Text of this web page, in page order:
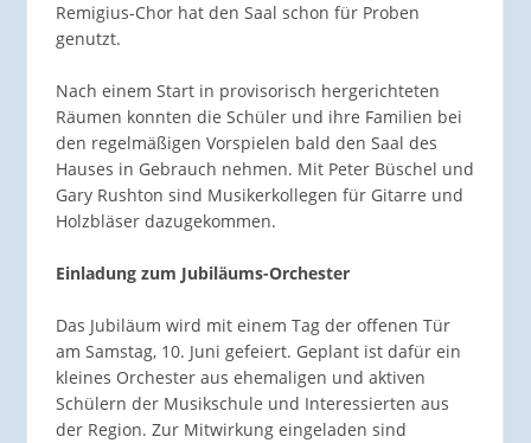
Remigius-Chor hat den Saal schon für Proben
genutzt.
Nach einem Start in provisorisch hergerichteten
Räumen konnten die Schüler und ihre Familien bei
den regelmäßigen Vorspielen bald den Saal des
Hauses in Gebrauch nehmen. Mit Peter Büschel und
Gary Rushton sind Musikerkollegen für Gitarre und
Holzbläser dazugekommen.
Einladung zum Jubiläums-Orchester
Das Jubiläum wird mit einem Tag der offenen Tür
am Samstag, 10. Juni gefeiert. Geplant ist dafür ein
kleines Orchester aus ehemaligen und aktiven
Schülern der Musikschule und Interessierten aus
der Region. Zur Mitwirkung eingeladen sind